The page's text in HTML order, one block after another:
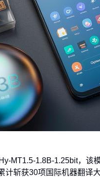
MT1.5-1.8B-1.25bit，该
计斩获30项国际机器翻译